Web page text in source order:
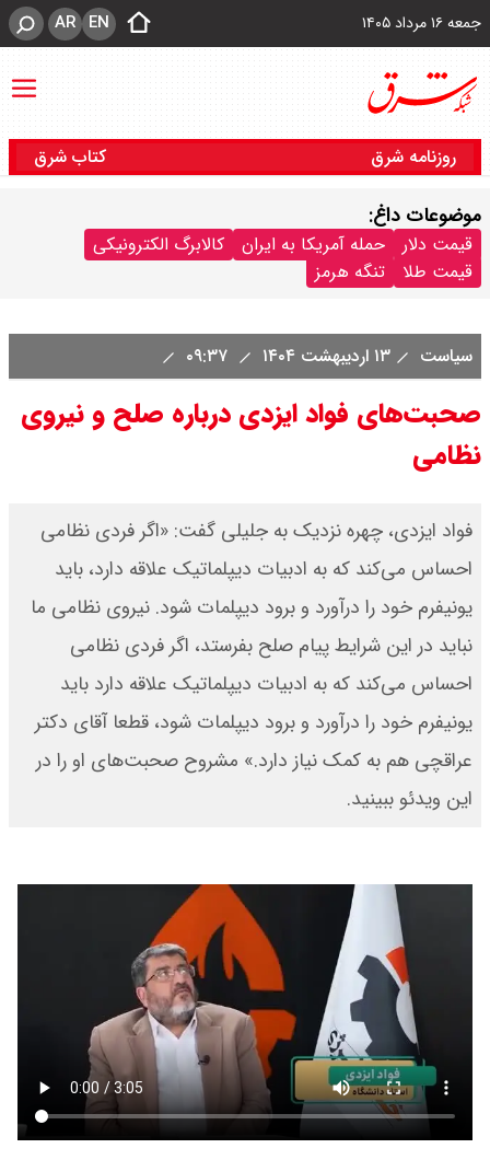
جمعه ۱۶ مرداد ۱۴۰۵ EN
AR
روزنامه شرق کتاب شرق
موضوعات داغ:
قیمت دلار حمله آمریکا به ایران
کالابرگ الکترونیکی
قیمت طلا
تنگه هرمز
سیاست ۱۳ اردیبهشت ۱۴۰۴
صحبت‌های فواد ایزدی درباره صلح و نیروی
نظامی
فواد ایزدی، چهره نزدیک به جلیلی گفت: «اگر فردی نظامی
احساس می‌کند که به ادبیات دیپلماتیک علاقه دارد، باید
یونیفرم خود را درآورد و برود دیپلمات شود. نیروی نظامی ما
نباید در این شرایط پیام صلح بفرستد، اگر فردی نظامی
احساس می‌کند که به ادبیات دیپلماتیک علاقه دارد باید
یونیفرم خود را درآورد و برود دیپلمات شود، قطعا آقای دکتر
عراقچی هم به کمک نیاز دارد.» مشروح صحبت‌های او را در
این ویدئو ببینید.